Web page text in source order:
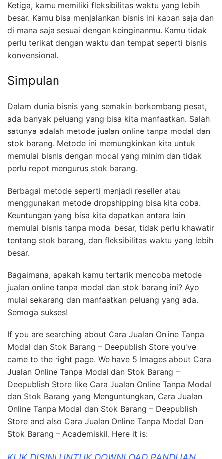
Ketiga, kamu memiliki fleksibilitas waktu yang lebih
besar. Kamu bisa menjalankan bisnis ini kapan saja dan
di mana saja sesuai dengan keinginanmu. Kamu tidak
perlu terikat dengan waktu dan tempat seperti bisnis
konvensional.
Simpulan
Dalam dunia bisnis yang semakin berkembang pesat,
ada banyak peluang yang bisa kita manfaatkan. Salah
satunya adalah metode jualan online tanpa modal dan
stok barang. Metode ini memungkinkan kita untuk
memulai bisnis dengan modal yang minim dan tidak
perlu repot mengurus stok barang.
Berbagai metode seperti menjadi reseller atau
menggunakan metode dropshipping bisa kita coba.
Keuntungan yang bisa kita dapatkan antara lain
memulai bisnis tanpa modal besar, tidak perlu khawatir
tentang stok barang, dan fleksibilitas waktu yang lebih
besar.
Bagaimana, apakah kamu tertarik mencoba metode
jualan online tanpa modal dan stok barang ini? Ayo
mulai sekarang dan manfaatkan peluang yang ada.
Semoga sukses!
If you are searching about Cara Jualan Online Tanpa
Modal dan Stok Barang – Deepublish Store you've
came to the right page. We have 5 Images about Cara
Jualan Online Tanpa Modal dan Stok Barang –
Deepublish Store like Cara Jualan Online Tanpa Modal
dan Stok Barang yang Menguntungkan, Cara Jualan
Online Tanpa Modal dan Stok Barang – Deepublish
Store and also Cara Jualan Online Tanpa Modal Dan
Stok Barang – Academiskil. Here it is: